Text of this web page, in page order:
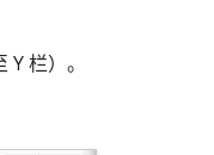
栏）。